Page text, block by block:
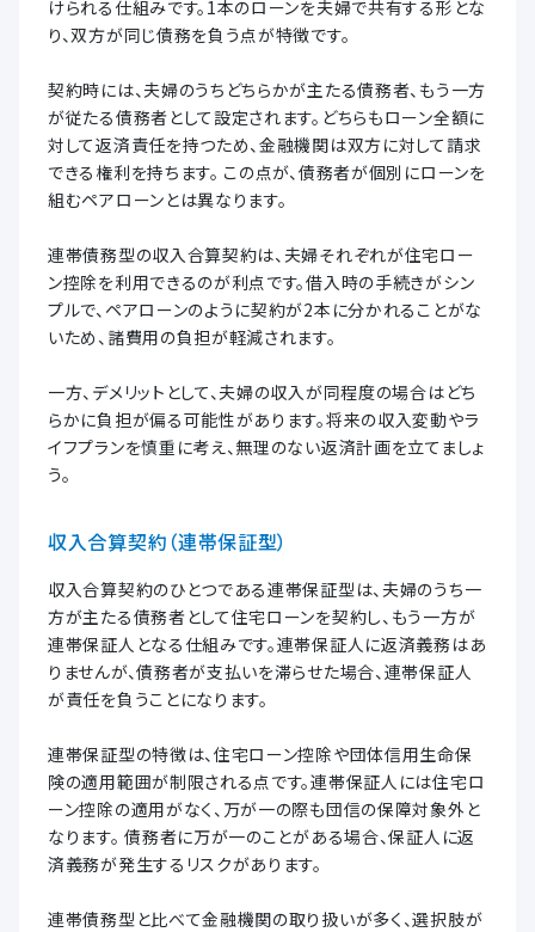
けられる仕組みです。1本のローンを夫婦で共有する形とな
り、双方が同じ債務を負う点が特徴です。
契約時には、夫婦のうちどちらかが主たる債務者、もう一方
が従たる債務者として設定されます。どちらもローン全額に
対して返済責任を持つため、金融機関は双方に対して請求
できる権利を持ちます。 この点が、債務者が個別にローンを
組むペアローンとは異なります。
連帯債務型の収入合算契約は、夫婦それぞれが住宅ロー
ン控除を利用できるのが利点です。借入時の手続きがシン
プルで、ペアローンのように契約が2本に分かれることがな
いため、諸費用の負担が軽減されます。
一方、デメリットとして、夫婦の収入が同程度の場合はどち
らかに負担が偏る可能性があります。将来の収入変動やラ
イフプランを慎重に考え、無理のない返済計画を立てましょ
う。
収入合算契約（連帯保証型）
収入合算契約のひとつである連帯保証型は、夫婦のうち一
方が主たる債務者として住宅ローンを契約し、もう一方が
連帯保証人となる仕組みです。連帯保証人に返済義務はあ
りませんが、債務者が支払いを滞らせた場合、連帯保証人
が責任を負うことになります。
連帯保証型の特徴は、住宅ローン控除や団体信用生命保
険の適用範囲が制限される点です。連帯保証人には住宅ロ
ーン控除の適用がなく、万が一の際も団信の保障対象外と
なります。 債務者に万が一のことがある場合、保証人に返
済義務が発生するリスクがあります。
連帯債務型と比べて金融機関の取り扱いが多く、選択肢が